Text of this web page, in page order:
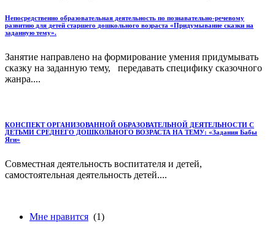
Непосредственно образовательная деятельность по познавательно-речевому
развитию для детей старшего дошкольного возраста «Придумывание сказки на
заданную тему».
Занятие направлено на формирование умения придумывать
сказку на заданную тему, передавать специфику сказочного
жанра....
КОНСПЕКТ ОРГАНИЗОВАННОЙ ОБРАЗОВАТЕЛЬНОЙ ДЕЯТЕЛЬНОСТИ С
ДЕТЬМИ СРЕДНЕГО ДОШКОЛЬНОГО ВОЗРАСТА НА ТЕМУ: «Задания Бабы
Яги»
Совместная деятельность воспитателя и детей,
самостоятельная деятельность детей....
Мне нравится (1)